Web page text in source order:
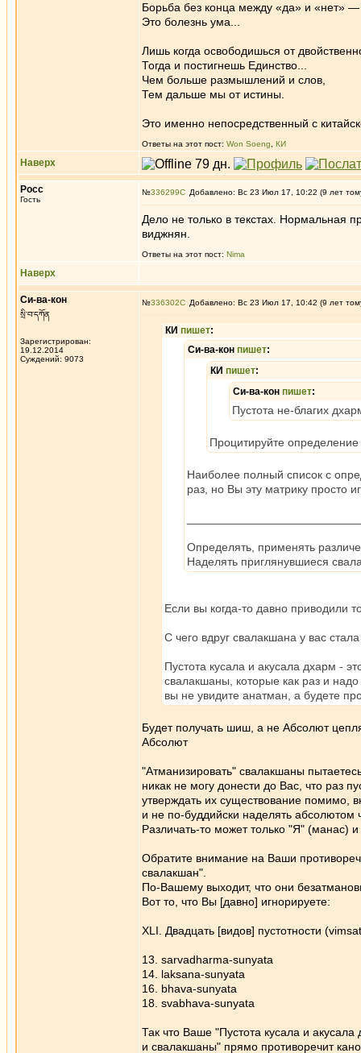
Борьба без конца между «да» и «нет» —
Это болезнь ума...
Лишь когда освободишься от
Тогда и постигнешь Единство...
Чем больше размышлений и слов,
Тем дальше мы от истины.
Это именно непосредственный с
Ответы на этот пост: Won Soeng КИ
Наверх
Росс
Гость
№336299 Добавлено: Вс 23 Июл 17, 10:22 (9 лет
Дело не только в текстах. Нормальная
виджнян.
Ответы на этот пост: Nima
Наверх
Си-ва-кон
སྲི་བ་དཀོན
Зарегистрирован:
19.12.2014
Суждений: 9073
№336302 Добавлено: Вс 23 Июл 17, 10:42 (9 лет
КИ пишет:
Си-ва-кон пишет:
КИ пишет:
Си-ва-кон пишет:
Пустота не-благих
Процитируйте
Наиболее полный список с
раз, но Вы эту матрику просто
Определять, применять
Наделять приглянувшиеся
Если вы когда-то давно приводили
С чего вдруг свалакшана у вас
Пустота кусала и акусала дхарм -
свалакшаны, которые как раз и
вы не увидите анатман, а будете
Будет получать шиш, а не Абсолют
Абсолют
"Атманизировать" свалакшаны
никак не могу донести до Вас, что раз
утверждать их существование помимо,
и не по-буддийски наделять
Различать-то может только "Я" (манас)
Обратите внимание на Ваши
свалакшан".
По-Вашему выходит, что они
Вот то, что Вы [давно] игнорируете:
ХLI. Двадцать [видов] пустотности
13. sarvadharma-sunyata
14. laksana-sunyata
16. bhava-sunyata
18. svabhava-sunyata
Так что Ваше "Пустота кусала и
и свалакшаны" прямо противоречит